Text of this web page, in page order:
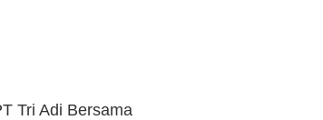
Tri Adi Bersama